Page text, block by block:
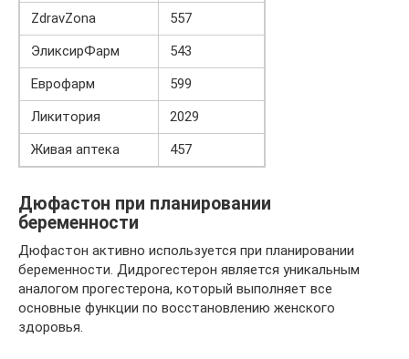
ZdravZona
557
ЭликсирФарм
543
Еврофарм
599
Ликитория
2029
Живая аптека
457
Дюфастон при планировании
беременности
Дюфастон активно используется при планировании
беременности. Дидрогестерон является уникальным
аналогом прогестерона, который выполняет все
основные функции по восстановлению женского
здоровья.